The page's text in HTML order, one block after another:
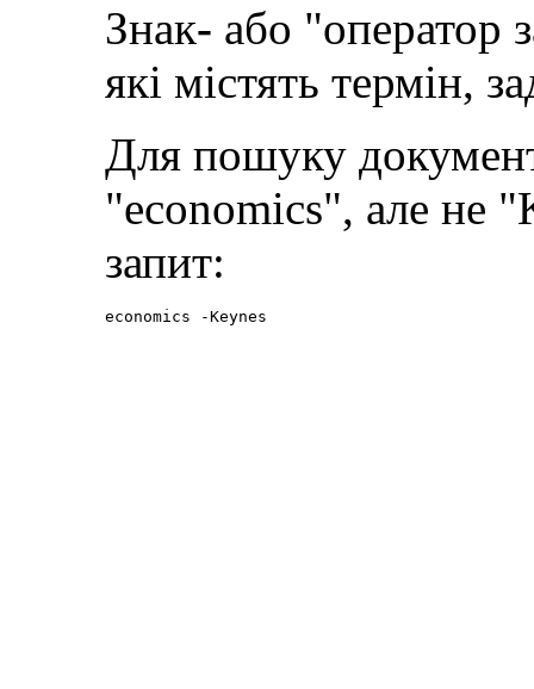
Знак- або "оператор
які містять термін,
Для пошуку
"economics", але не
запит:
economics -Keynes